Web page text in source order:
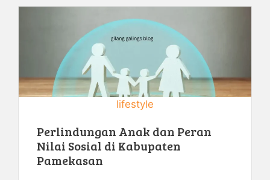
lifestyle
Perlindungan Anak dan Peran
Nilai Sosial di Kabupaten
Pamekasan